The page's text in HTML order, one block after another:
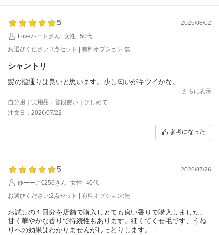
5
2026/08/02
Loveハートさん
女性
50代
お選びください:3点セット | 有料オプション:無
シャントリ
髪の指通りは良いと思います。少し匂いがキツイかな。
さらに表示
自分用｜実用品・普段使い｜はじめて
注文日：2026/07/22
参考になった
5
2026/07/26
ゆーーこ0256さん
女性
40代
お選びください:2点セット | 有料オプション:無
お試しの１回分を店舗で購入しとても良い香りで購入しました。
甘く華やかな香りで持続性もあります。細くてくせ毛です、うね
りへの効果はわかりませんがしっとりします。